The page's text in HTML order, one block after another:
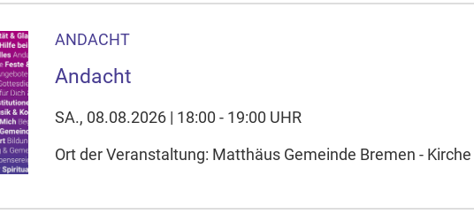
ANDACHT
Andacht
SA., 08.08.2026 | 18:00 - 19:00 UHR
Ort der Veranstaltung: Matthäus Gemeinde Bremen -